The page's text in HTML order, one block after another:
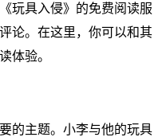
玩具入侵》的免费阅读服
论。在这里，你可以和其
体验。
的主题。小李与他的玩具